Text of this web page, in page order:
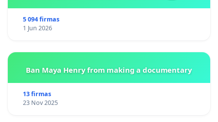
5 094 firmas
1 Jun 2026
Ban Maya Henry from making a documentary
13 firmas
23 Nov 2025